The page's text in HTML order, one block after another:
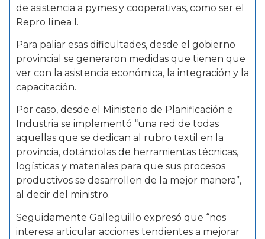
de asistencia a pymes y cooperativas, como ser el
Repro línea I.
Para paliar esas dificultades, desde el gobierno
provincial se generaron medidas que tienen que
ver con la asistencia económica, la integración y la
capacitación.
Por caso, desde el Ministerio de Planificación e
Industria se implementó “una red de todas
aquellas que se dedican al rubro textil en la
provincia, dotándolas de herramientas técnicas,
logísticas y materiales para que sus procesos
productivos se desarrollen de la mejor manera”,
al decir del ministro.
Seguidamente Galleguillo expresó que “nos
interesa articular acciones tendientes a mejorar